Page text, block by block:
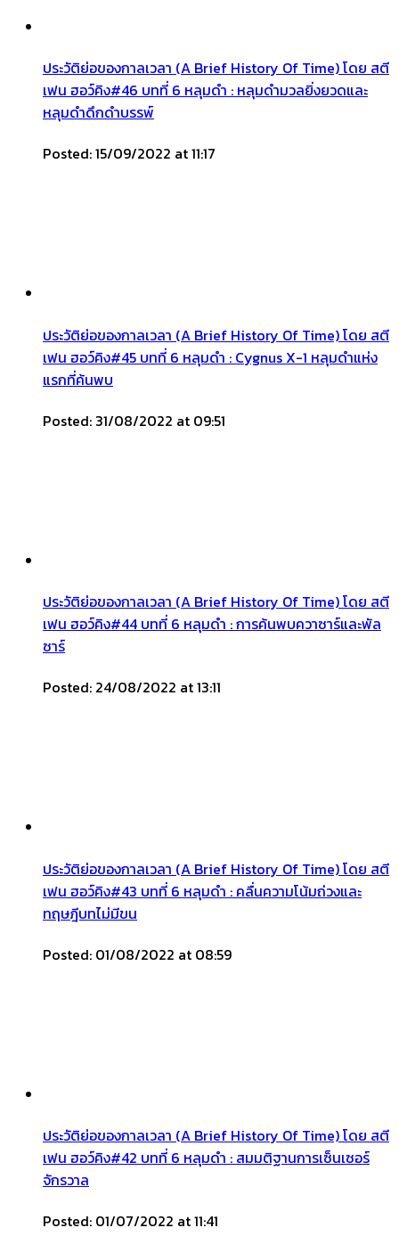
ประวัติย่อของกาลเวลา (A Brief History Of Time) โดย สตี
เฟน ฮอว์คิง#46 บทที่ 6 หลุมดำ : หลุมดำมวลยิ่งยวดและ
หลุมดำดึกดำบรรพ์
Posted: 15/09/2022 at 11:17
ประวัติย่อของกาลเวลา (A Brief History Of Time) โดย สตี
เฟน ฮอว์คิง#45 บทที่ 6 หลุมดำ : Cygnus X-1 หลุมดำแห่ง
แรกที่ค้นพบ
Posted: 31/08/2022 at 09:51
ประวัติย่อของกาลเวลา (A Brief History Of Time) โดย สตี
เฟน ฮอว์คิง#44 บทที่ 6 หลุมดำ : การค้นพบควาซาร์และพัล
ซาร์
Posted: 24/08/2022 at 13:11
ประวัติย่อของกาลเวลา (A Brief History Of Time) โดย สตี
เฟน ฮอว์คิง#43 บทที่ 6 หลุมดำ : คลื่นความโน้มถ่วงและ
ทฤษฎีบทไม่มีขน
Posted: 01/08/2022 at 08:59
ประวัติย่อของกาลเวลา (A Brief History Of Time) โดย สตี
เฟน ฮอว์คิง#42 บทที่ 6 หลุมดำ : สมมติฐานการเซ็นเซอร์
จักรวาล
Posted: 01/07/2022 at 11:41